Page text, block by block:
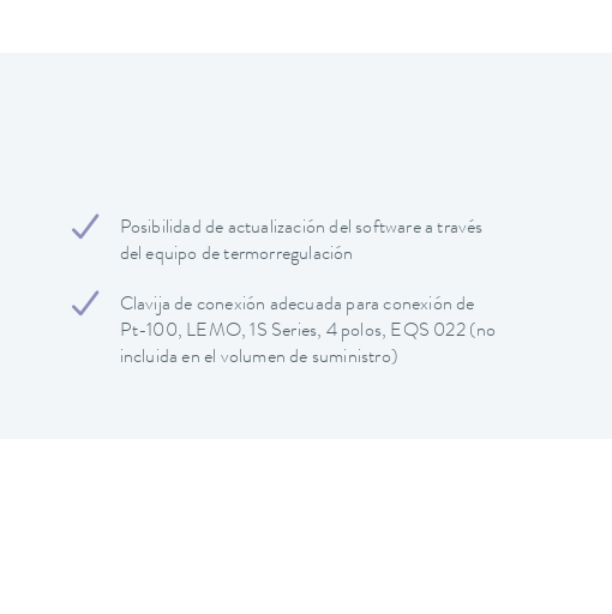
Posibilidad de actualización del software a través
del equipo de termorregulación
Clavija de conexión adecuada para conexión de
Pt-100, LEMO, 1S Series, 4 polos, EQS 022 (no
incluida en el volumen de suministro)